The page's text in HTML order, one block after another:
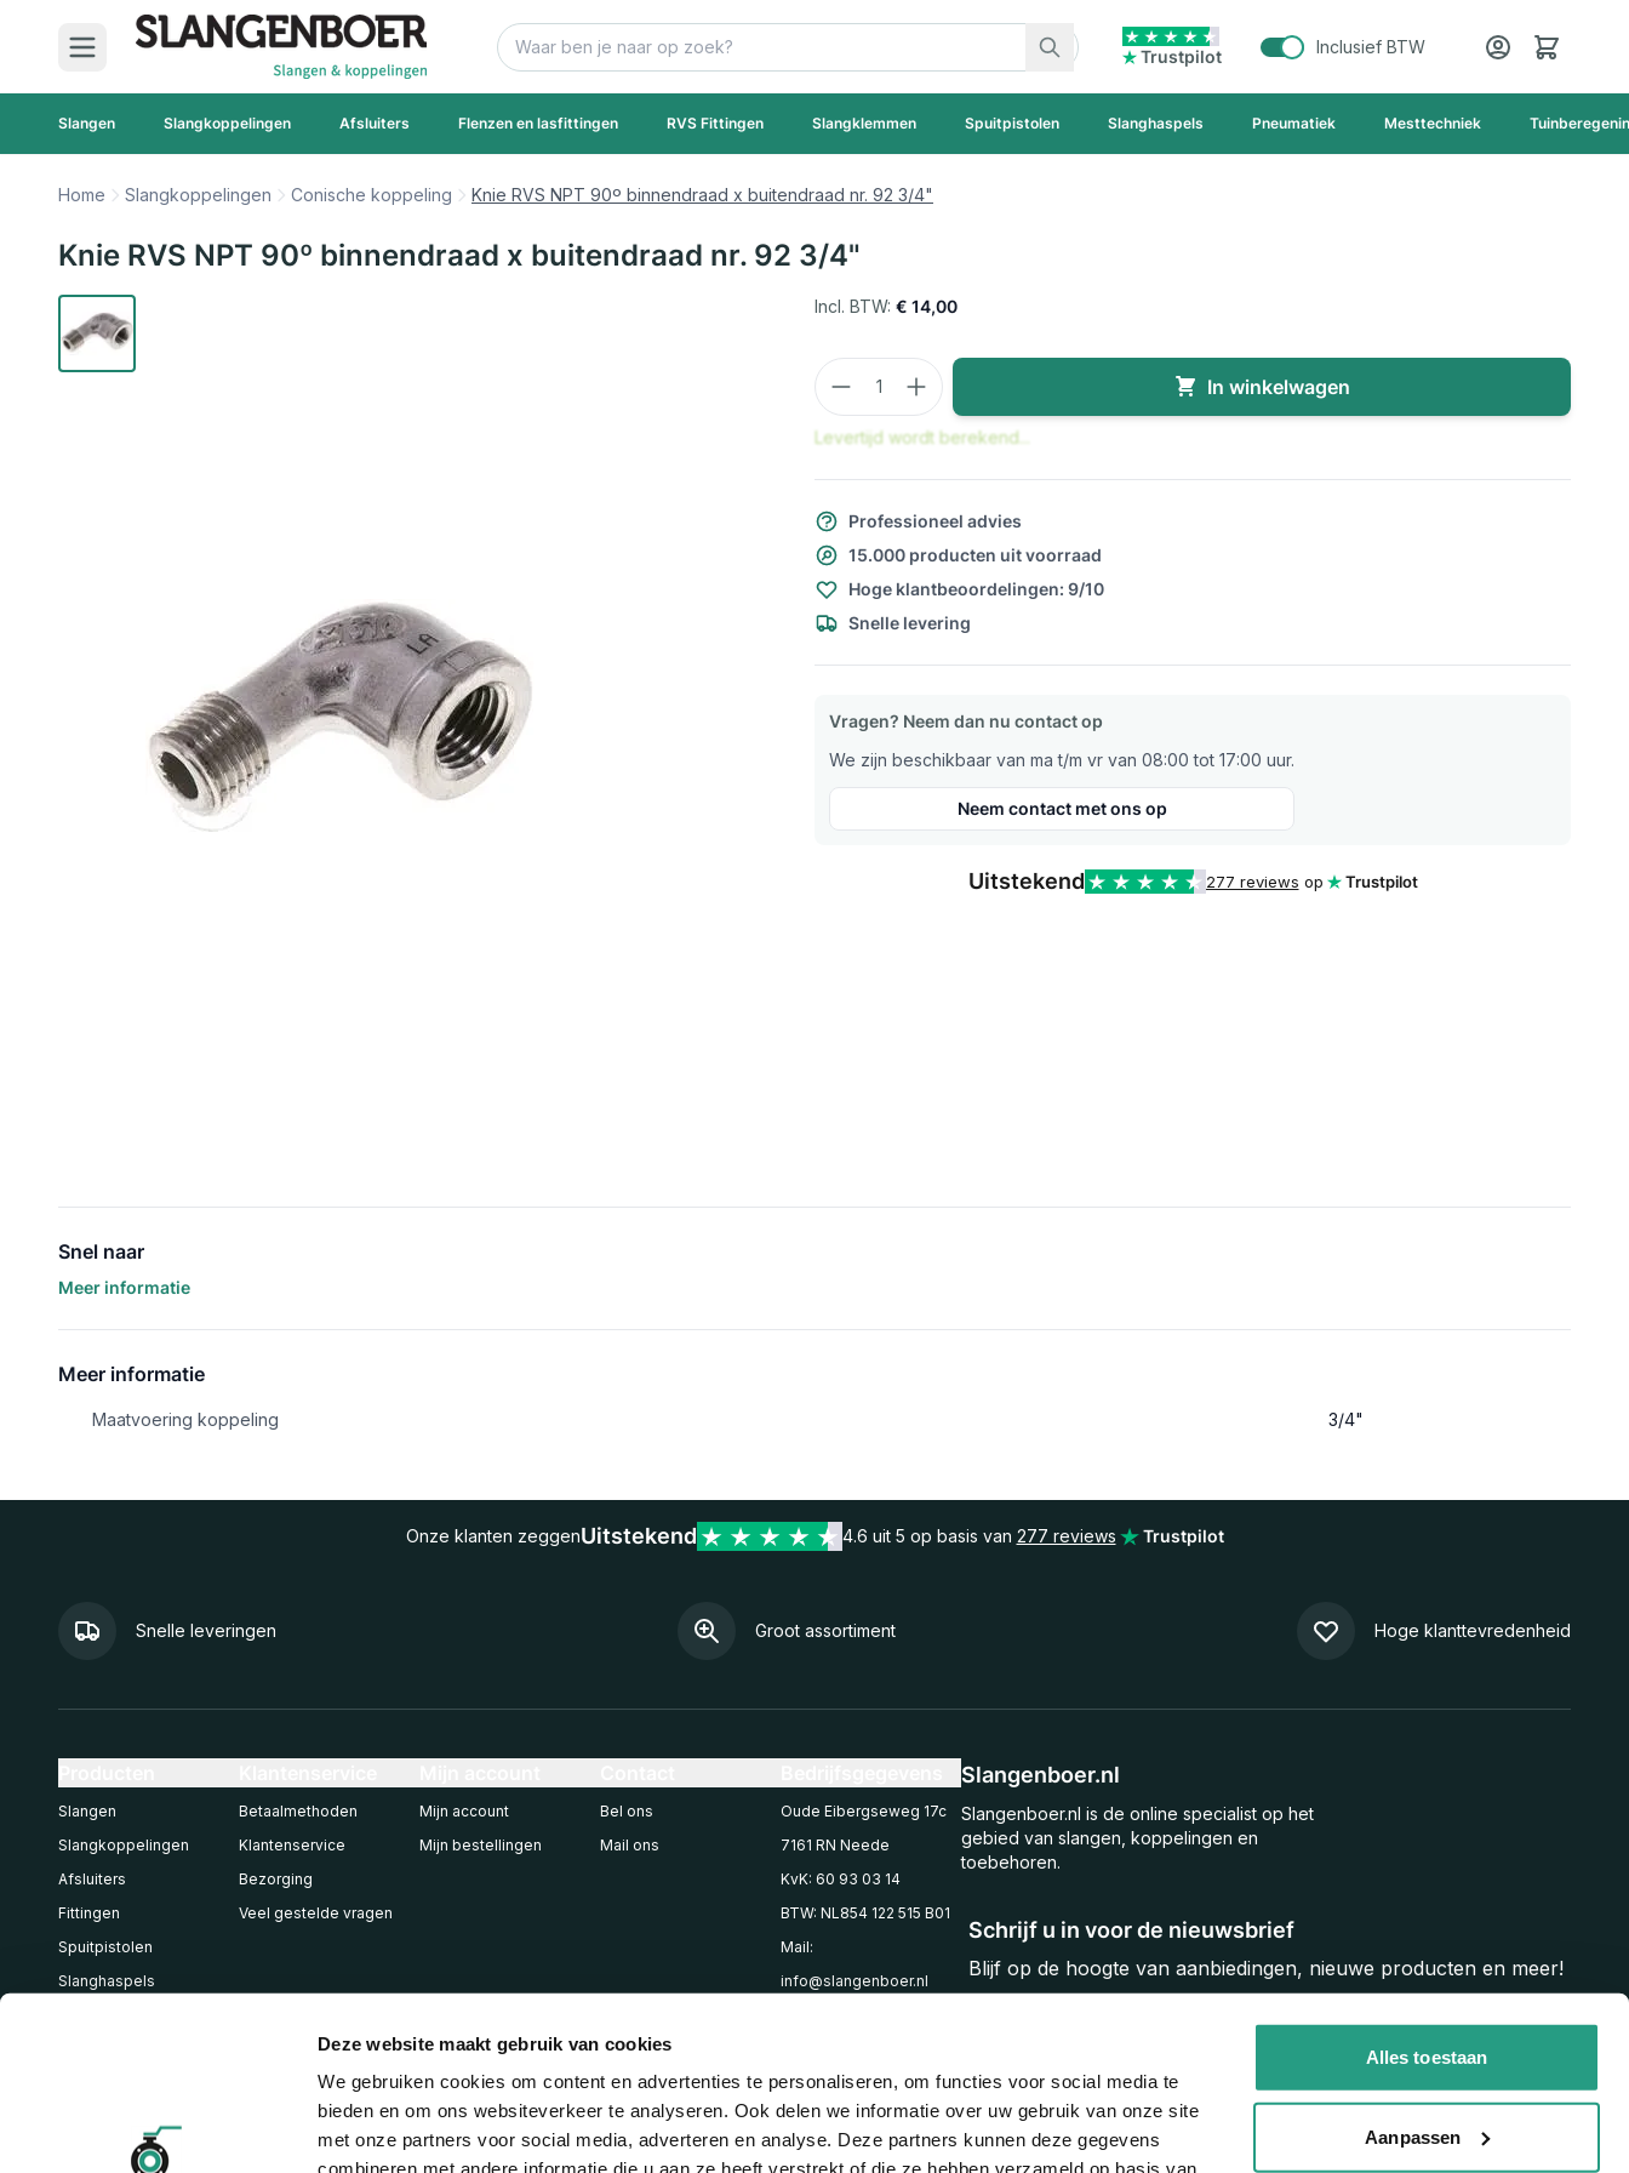
Deze website maakt gebruik van cookies
We gebruiken cookies om content en advertenties te personaliseren, om functies voor social media te
bieden en om ons websiteverkeer te analyseren. Ook delen we informatie over uw gebruik van onze site
met onze partners voor social media, adverteren en analyse. Deze partners kunnen deze gegevens
combineren met andere informatie die u aan ze heeft verstrekt of die ze hebben verzameld op basis van
Alles toestaan
Aanpassen
Ga naar de inhoud
Zoek
Trustpilot
Inclusief BTW Cart
Slangen Slangkoppelingen Afsluiters Flenzen en lasfittingen RVS Fittingen Slangklemmen Spuitpistolen Slanghaspels Pneumatiek Mesttechniek
Home Slangkoppelingen Conische koppeling Knie RVS NPT 90º binnendraad x buitendraad nr. 92 3/4"
Knie RVS NPT 90º binnendraad x buitendraad nr. 92 3/4"
€ 14,00
Aantal
In winkelwagen
Levertijd wordt berekend...
Professioneel advies
15.000 producten uit voorraad
Hoge klantbeoordelingen: 9/10
Snelle levering
Vragen? Neem dan nu contact op
We zijn beschikbaar van ma t/m vr van 08:00 tot 17:00 uur.
Neem contact met ons op
Uitstekend 277 reviews op Trustpilot
Snel naar
Meer informatie
Meer informatie
Maatvoering koppeling 3/4"
Onze klanten zeggenUitstekend 4.6 uit 5 op basis van 277 reviews Trustpilot
Snelle leveringen Groot assortiment Hoge klanttevredenheid
Schrijf u in voor de nieuwsbrief
Blijf op de hoogte van aanbiedingen, nieuwe producten en meer!
Slangenboer.nl
Slangenboer.nl is de online specialist op het
gebied van slangen, koppelingen en
toebehoren.
Slangen
Slangkoppelingen
Afsluiters
Fittingen
Spuitpistolen
Slanghaspels
Betaalmethoden
Klantenservice
Bezorging
Veel gestelde vragen
Mijn account
Mijn bestellingen
Bel ons
Mail ons
Oude Eibergseweg 17c
7161 RN Neede
KvK: 60 93 03 14
BTW: NL854 122 515 B01
Mail:
info@slangenboer.nl